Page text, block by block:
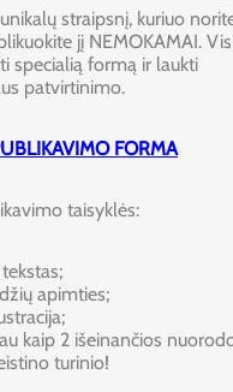
straipsnį, kuriuo
jį NEMOKAMAI.
specialią formą ir laukti
patvirtinimo.
FORMA
taisyklės:
apimties;
kaip 2 išeinančios
turinio!